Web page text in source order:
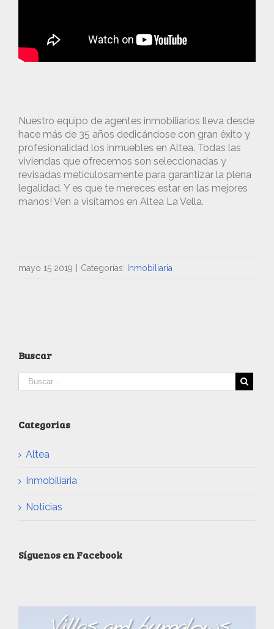
Nuestro equipo de agentes inmobiliarios lleva desde
hace más de 35 años dedicándose con gran éxito y
profesionalidad los inmuebles en Altea. Todas las
viviendas que ofrecemos son seleccionadas y
revisadas meticulosamente para garantizar la plena
legalidad. Y es que te mereces estar en las mejores
manos! Ven a visitarnos en Altea La Vella.
mayo 15 2019 Categorías: Inmobiliaria
Buscar
Categorias
Altea
Inmobiliaria
Noticias
Síguenos en Facebook